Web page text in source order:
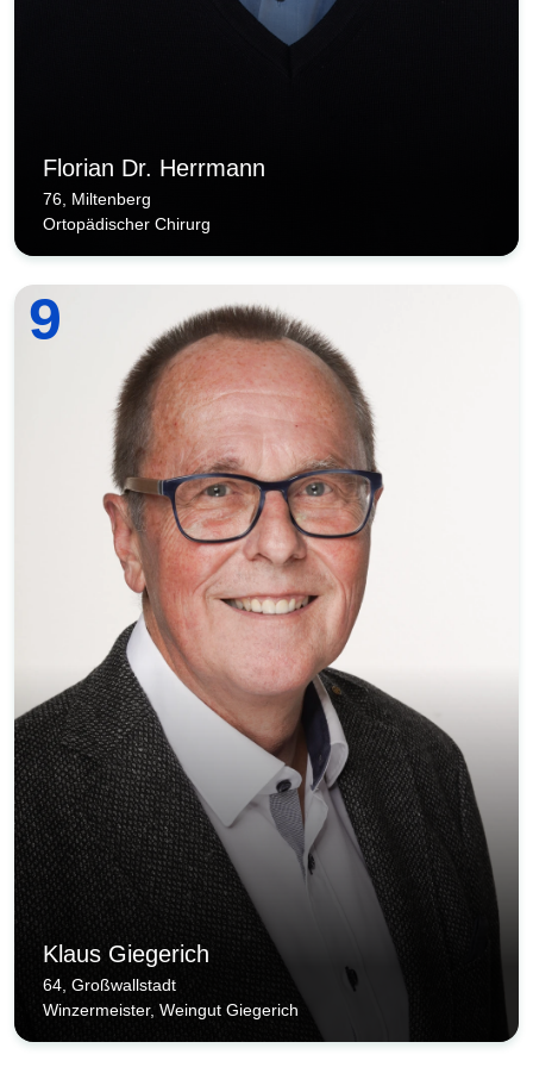
Florian Dr. Herrmann
76, Miltenberg
Ortopädischer Chirurg
9
Klaus Giegerich
64, Großwallstadt
Winzermeister, Weingut Giegerich